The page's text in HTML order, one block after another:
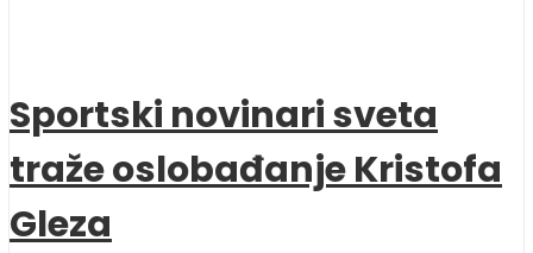
Sportski novinari sveta
traže oslobađanje Kristofa
Gleza